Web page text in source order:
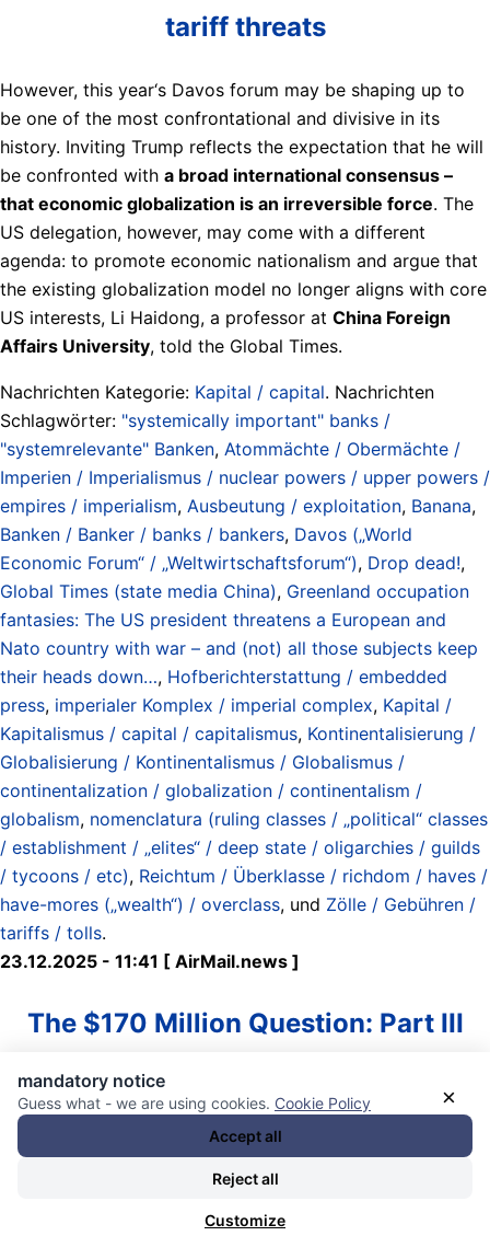
tariff threats
However, this year‘s Davos forum may be shaping up to
be one of the most confrontational and divisive in its
history. Inviting Trump reflects the expectation that he will
be confronted with a broad international consensus –
that economic globalization is an irreversible force. The
US delegation, however, may come with a different
agenda: to promote economic nationalism and argue that
the existing globalization model no longer aligns with core
US interests, Li Haidong, a professor at China Foreign
Affairs University, told the Global Times.
Nachrichten Kategorie: Kapital / capital. Nachrichten
Schlagwörter: "systemically important" banks /
"systemrelevante" Banken, Atommächte / Obermächte /
Imperien / Imperialismus / nuclear powers / upper powers /
empires / imperialism, Ausbeutung / exploitation, Banana,
Banken / Banker / banks / bankers, Davos („World
Economic Forum“ / „Weltwirtschaftsforum“), Drop dead!,
Global Times (state media China), Greenland occupation
fantasies: The US president threatens a European and
Nato country with war – and (not) all those subjects keep
their heads down…, Hofberichterstattung / embedded
press, imperialer Komplex / imperial complex, Kapital /
Kapitalismus / capital / capitalismus, Kontinentalisierung /
Globalisierung / Kontinentalismus / Globalismus /
continentalization / globalization / continentalism /
globalism, nomenclatura (ruling classes / „political“ classes
/ establishment / „elites“ / deep state / oligarchies / guilds
/ tycoons / etc), Reichtum / Überklasse / richdom / haves /
have-mores („wealth“) / overclass, und Zölle / Gebühren /
tariffs / tolls.
23.12.2025 - 11:41 [ AirMail.news ]
The $170 Million Question: Part III
(December 13, 2025)
Yesterday, at the White House, Leon Black’s 40-year-old
son Ben was sworn in by J. D. Vance as C.E.O. of the U.S.
International Development Finance Corporation. For Black,
the billionaire co-founder of private-equity firm Apollo
×
mandatory notice
Guess what - we are using cookies. Cookie Policy
Accept all
Reject all
Customize